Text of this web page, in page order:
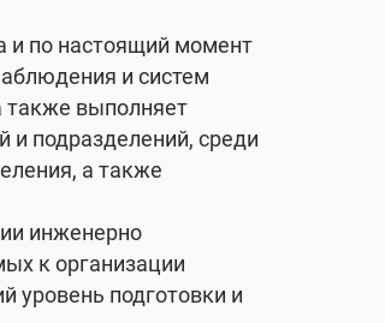
по настоящий момент
и систем
также выполняет
подразделений, среди
а также
инженерно
к организации
уровень подготовки и